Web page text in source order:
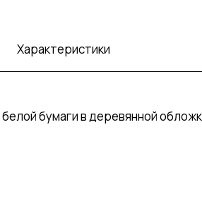
Характеристики
бумаги в деревянной